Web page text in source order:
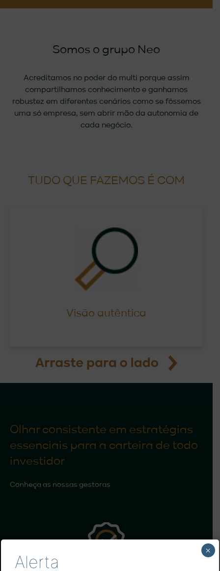
Somos o grupo Neo
Acreditamos no poder do multi porque assim
compartilhamos conhecimento e ganhamos
robustez em diferentes cenários como se fôssemos
uma só empresa, sem abrir mão da autonomia de
cada negócio.
TUDO QUE FAZEMOS É COM
Visão autêntica
com foco na melhor performance sem
atalhos.
Click Here
Olhar consistente em estratégias
essenciais para a carteira de todo
investidor
Conheça as nossas gestoras
Alerta
×